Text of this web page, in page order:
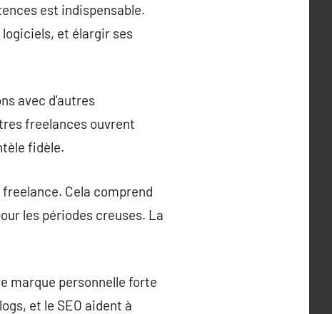
est indispensable.
logiciels, et élargir ses
avec d’autres
freelances ouvrent
fidèle.
Cela comprend
les périodes creuses. La
marque personnelle forte
et le SEO aident à